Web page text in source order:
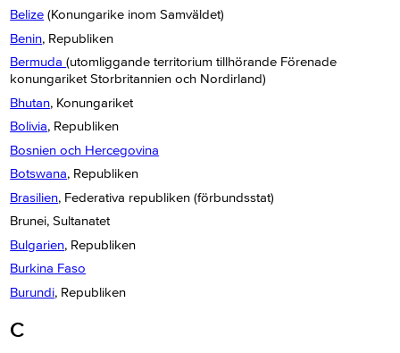
Belize (Konungarike inom Samväldet)
Benin, Republiken
Bermuda(utomliggande territorium tillhörande Förenade
konungariket Storbritannien och Nordirland)
Bhutan, Konungariket
Bolivia, Republiken
Bosnien och Hercegovina
Botswana, Republiken
Brasilien, Federativa republiken (förbundsstat)
Brunei, Sultanatet
Bulgarien, Republiken
Burkina Faso
Burundi, Republiken
C